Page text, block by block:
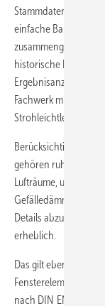
Stammdaten,
einfache Bauteile mit
zusammengesetzte
historische Bauteile
Ergebnisanzeige
Fachwerk mit
Strohleichtlehm-
Berücksichtigt
gehören ruhende,
Lufträume,
Gefälledämmung bei
Details abzubilden,
erheblich.
Das gilt ebenso für
Fensterelemente
nach DIN EN ISO 10